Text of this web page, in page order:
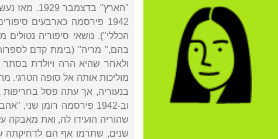
"הארץ" בדצמבר 1929. מאז נעשתה משתתפת תדירה בעיתונות הספרותית, וזכתה לעידודם של הסופרים
1942 פירסמה כארבעים
הכללי"). נושאי סיפוריה
ולאחר שהיא הרה ויולדת בסתר
מוליכות אותה אל סופה הטרגי.
בנעוריה, אך עתה פסל
וב-1942 פירסמה רומן
שהוריה הועידו לה, ואת מאבקה